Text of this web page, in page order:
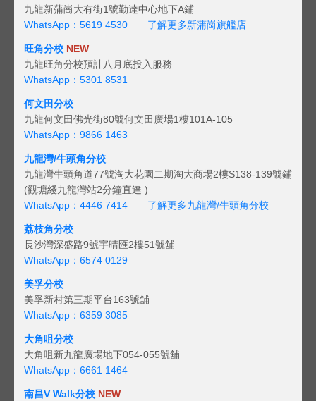
九龍新蒲崗大有街1號勤達中心地下A鋪
WhatsApp：5619 4530
了解更多新蒲崗旗艦店
旺角分校 NEW
九龍旺角分校預計八月底投入服務
WhatsApp：5301 8531
何文田分校
九龍何文田佛光街80號何文田廣場1樓101A-105
WhatsApp：9866 1463
九龍灣/牛頭角分校
九龍灣牛頭角道77號淘大花園二期淘大商場2樓S138-139號鋪
(觀塘綫九龍灣站2分鐘直達 )
WhatsApp：4446 7414
了解更多九龍灣/牛頭角分校
荔枝角分校
長沙灣深盛路9號宇晴匯2樓51號舖
WhatsApp：6574 0129
美孚分校
美孚新村第三期平台163號舖
WhatsApp：6359 3085
大角咀分校
大角咀新九龍廣場地下054-055號舖
WhatsApp：6661 1464
南昌V Walk分校 NEW